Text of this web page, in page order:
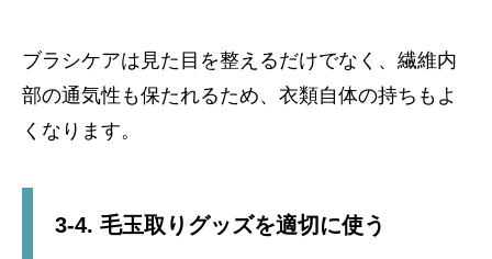
ブラシケアは見た目を整えるだけでなく、繊維内
部の通気性も保たれるため、衣類自体の持ちもよ
くなります。
3-4. 毛玉取りグッズを適切に使う